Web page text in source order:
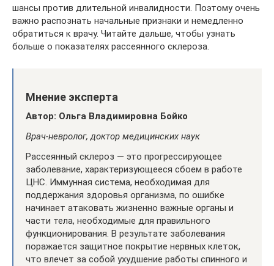
шансы против длительной инвалидности. Поэтому очень
важно распознать начальные признаки и немедленно
обратиться к врачу. Читайте дальше, чтобы узнать
больше о показателях рассеянного склероза.
Мнение эксперта
Автор: Ольга Владимировна Бойко
Врач-невролог, доктор медицинских наук
Рассеянный склероз — это прогрессирующее
заболевание, характеризующееся сбоем в работе
ЦНС. Иммунная система, необходимая для
поддержания здоровья организма, по ошибке
начинает атаковать жизненно важные органы и
части тела, необходимые для правильного
функционирования. В результате заболевания
поражается защитное покрытие нервных клеток,
что влечет за собой ухудшение работы спинного и